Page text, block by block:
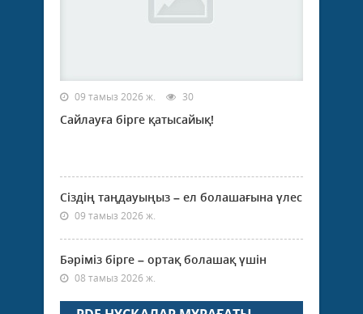
09 тамыз 2026 ж. 30
Сайлауға бірге қатысайық!
Сіздің таңдауыңыз – ел болашағына үлес
09 тамыз 2026 ж.
Бәріміз бірге – ортақ болашақ үшін
08 тамыз 2026 ж.